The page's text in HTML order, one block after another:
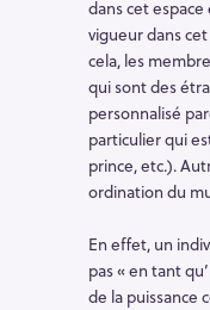
dans cet
vigueur dans
cela, les
qui sont des
personnalisé
particulier qui
prince, etc.).
ordination du
En effet, un
pas « en tant
de la puissance